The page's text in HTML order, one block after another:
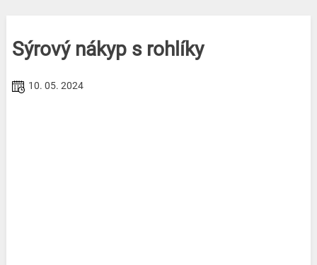
Sýrový nákyp s rohlíky
10. 05. 2024